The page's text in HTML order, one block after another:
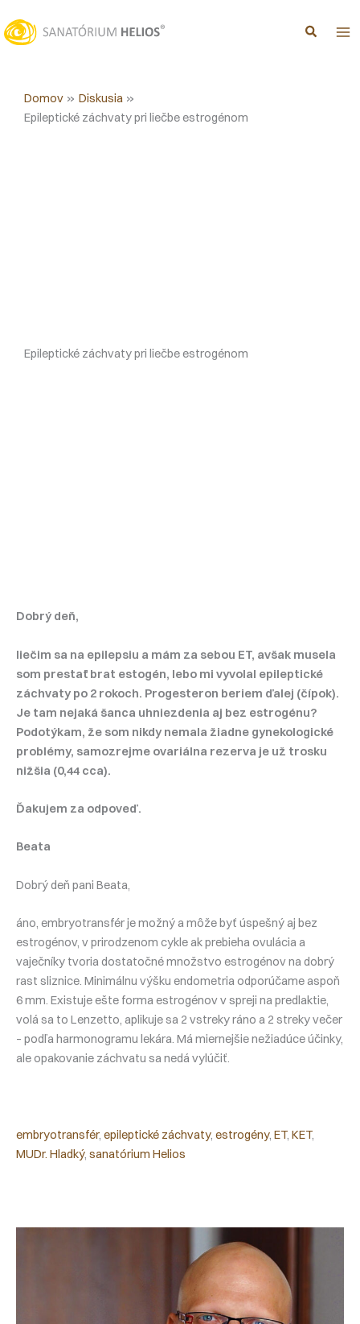
na
obsah
Domov
Diskusia
Epileptické záchvaty pri liečbe estrogénom
Epileptické záchvaty pri liečbe estrogénom
Dobrý deň,
liečim sa na epilepsiu a mám za sebou ET, avšak musela
som prestať brat estogén, lebo mi vyvolal epileptické
záchvaty po 2 rokoch. Progesteron beriem ďalej (čípok).
Je tam nejaká šanca uhniezdenia aj bez estrogénu?
Podotýkam, že som nikdy nemala žiadne gynekologické
problémy, samozrejme ovariálna rezerva je už trosku
nižšia (0,44 cca).
Ďakujem za odpoveď.
Beata
Dobrý deň pani Beata,
áno, embryotransfér je možný a môže byť úspešný aj bez
estrogénov, v prirodzenom cykle ak prebieha ovulácia a
vaječníky tvoria dostatočné množstvo estrogénov na dobrý
rast sliznice. Minimálnu výšku endometria odporúčame aspoň
6 mm. Existuje ešte forma estrogénov v spreji na predlaktie,
volá sa to Lenzetto, aplikuje sa 2 vstreky ráno a 2 streky večer
– podľa harmonogramu lekára. Má miernejšie nežiadúce účinky,
ale opakovanie záchvatu sa nedá vylúčiť.
embryotransfér, epileptické záchvaty, estrogény, ET, KET
MUDr. Hladký, sanatórium Helios